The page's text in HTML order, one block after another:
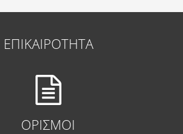
ΕΠΙΚΑΙΡΟΤΗΤΑ
ΟΡΙΣΜΟΙ